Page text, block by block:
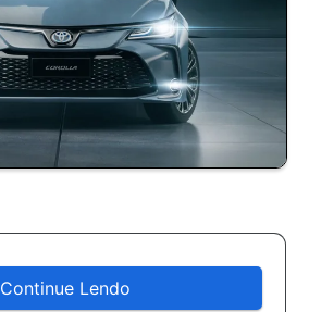
Continue Lendo